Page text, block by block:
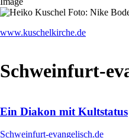
www.kuschelkirche.de
Schweinfurt-
Ein Diakon mit Kultstatus
Schweinfurt-evangelisch.de